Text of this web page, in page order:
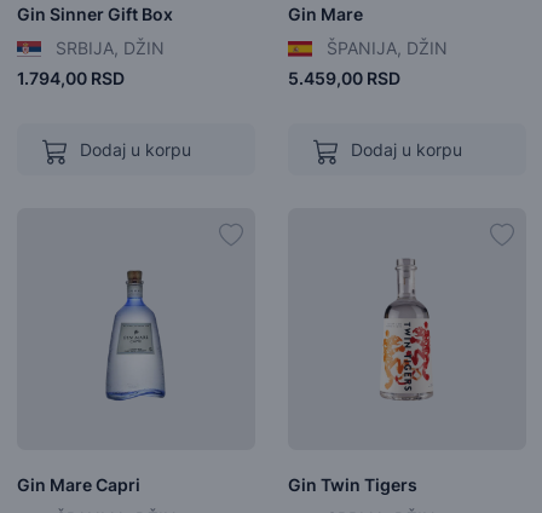
Gin Sinner Gift Box
SRBIJA, DŽIN
1.794,00 RSD
Dodaj u korpu
Gin Mare
ŠPANIJA, DŽIN
5.459,00 RSD
Dodaj u korpu
Gin Mare Capri
Gin Twin Tigers